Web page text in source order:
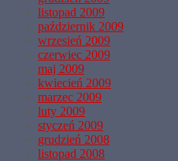
listopad 2009
październik 2009
wrzesień 2009
czerwiec 2009
maj 2009
kwiecień 2009
marzec 2009
luty 2009
styczeń 2009
grudzień 2008
listopad 2008